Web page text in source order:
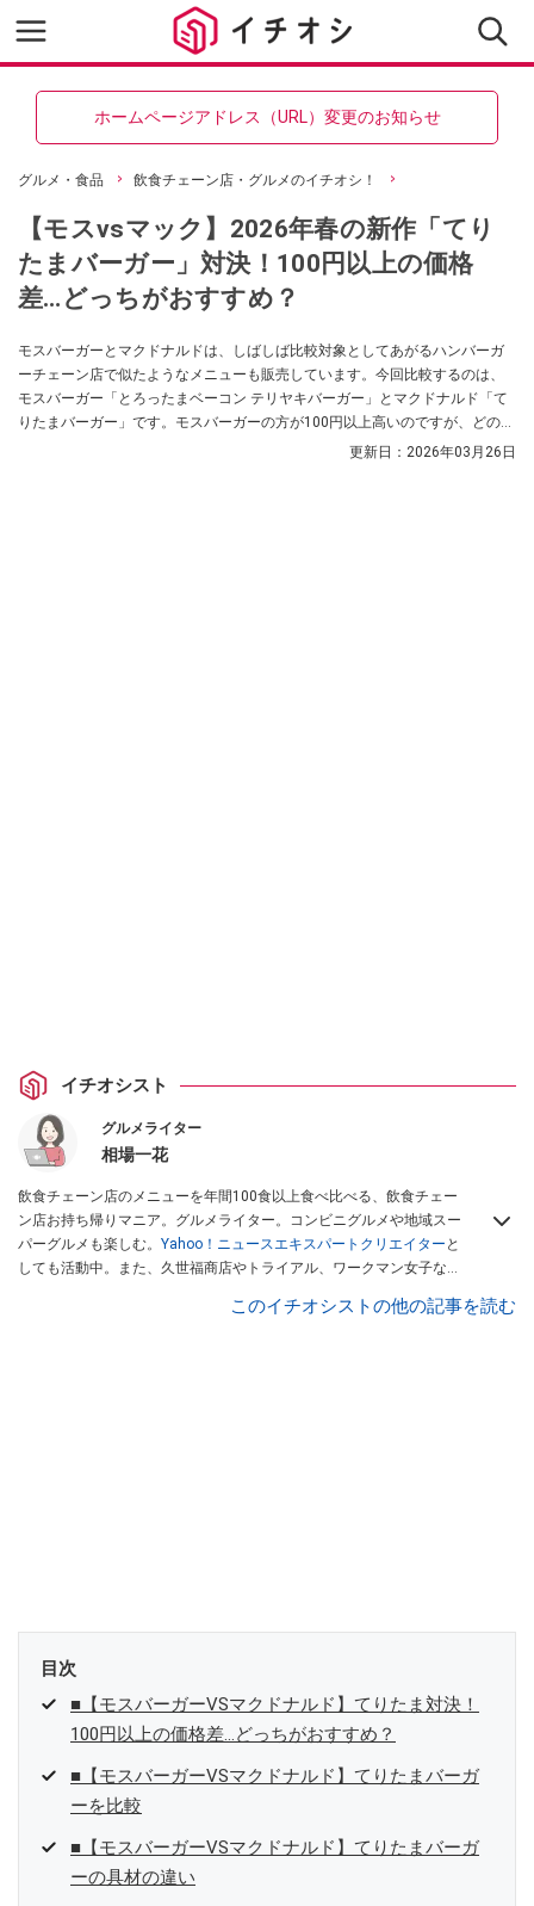
ホームページアドレス（URL）変更のお知らせ
グルメ・食品 飲食チェーン店・グルメのイチオシ！
【モスvsマック】2026年春の新作「てり
たまバーガー」対決！100円以上の価格
差…どっちがおすすめ？
モスバーガーとマクドナルドは、しばしば比較対象としてあがるハンバーガ
ーチェーン店で似たようなメニューも販売しています。今回比較するのは、
モスバーガー「とろったまベーコン テリヤキバーガー」とマクドナルド「て
りたまバーガー」です。モスバーガーの方が100円以上高いのですが、どのよ
更新日： 2026年03月26日
イチオシスト
グルメライター
相場一花
飲食チェーン店のメニューを年間100食以上食べ比べる、飲食チェー
ン店お持ち帰りマニア。グルメライター。コンビニグルメや地域スー
パーグルメも楽しむ。 Yahoo！ニュースエキスパートクリエイター と
しても活動中。また、久世福商店やトライアル、ワークマン女子など
、集英社「週刊プレイボーイ」、宝島
このイチオシストの他の記事を読む
目次
■【モスバーガーVSマクドナルド】てりたま対決！
100円以上の価格差…どっちがおすすめ？
■【モスバーガーVSマクドナルド】てりたまバーガ
ーを比較
■【モスバーガーVSマクドナルド】てりたまバーガ
ーの具材の違い